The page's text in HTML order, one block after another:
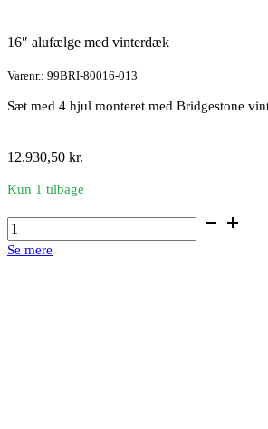
16″ alufælge med vinterdæk
Varenr.: 99BRI-80016-013
Sæt med 4 hjul monteret med Bridgestone
12.930,50 kr.
Kun 1 tilbage
16"
alufælge
med
Se mere